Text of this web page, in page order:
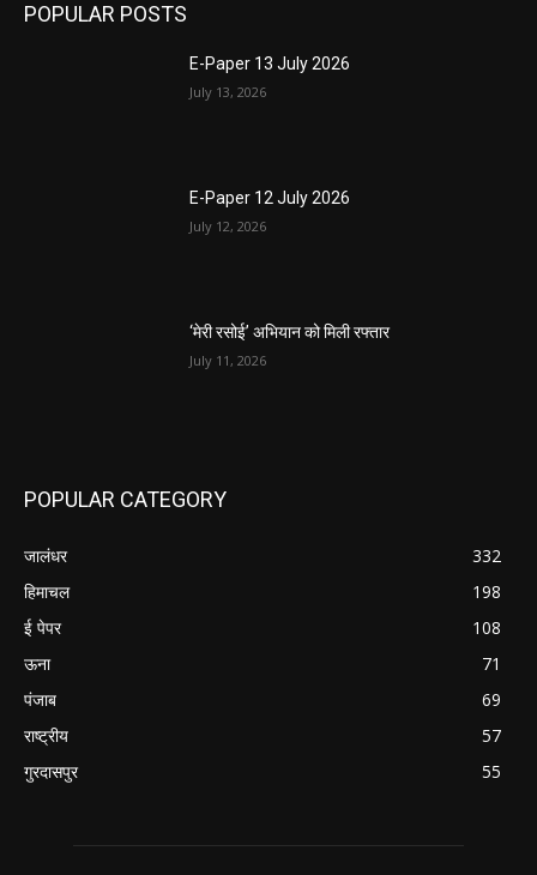
POPULAR POSTS
E-Paper 13 July 2026
July 13, 2026
E-Paper 12 July 2026
July 12, 2026
‘मेरी रसोई’ अभियान को मिली रफ्तार
July 11, 2026
POPULAR CATEGORY
जालंधर
332
हिमाचल
198
ई पेपर
108
ऊना
71
पंजाब
69
राष्ट्रीय
57
गुरदासपुर
55